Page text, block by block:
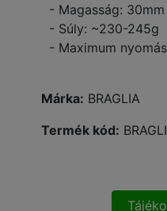
- Magasság: 30mm
- Súly: ~230-245g
- Maximum
Márka: BRAGLIA
Termék kód: